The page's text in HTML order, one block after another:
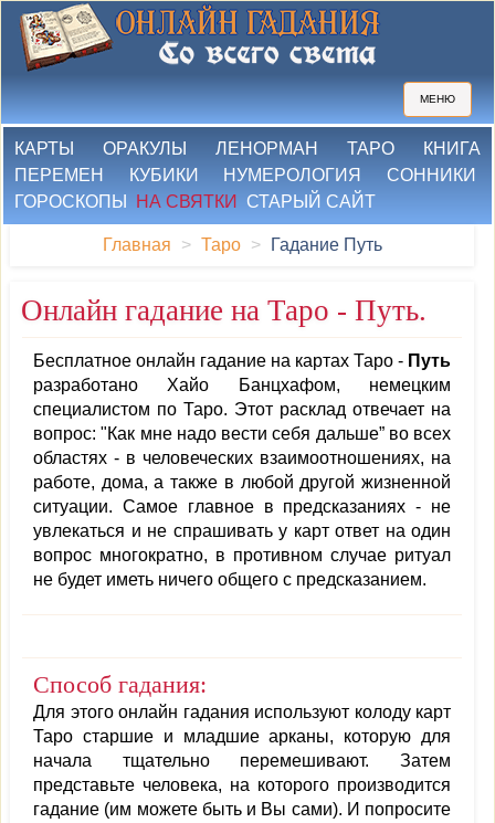
МЕНЮ
КАРТЫ ОРАКУЛЫ ЛЕНОРМАН ТАРО
КНИГА
ПЕРЕМЕН
КУБИКИ НУМЕРОЛОГИЯ
СОННИКИ
ГОРОСКОПЫ
НА СВЯТКИ СТАРЫЙ САЙТ
Главная Таро Гадание Путь
Онлайн гадание на Таро - Путь.
Бесплатное онлайн гадание на картах Таро - Путь
разработано Хайо Банцхафом, немецким
специалистом по Таро. Этот расклад отвечает на
вопрос: "Как мне надо вести себя дальше” во всех
областях - в человеческих взаимоотношениях, на
работе, дома, а также в любой другой жизненной
ситуации. Самое главное в предсказаниях - не
увлекаться и не спрашивать у карт ответ на один
вопрос многократно, в противном случае ритуал
не будет иметь ничего общего с предсказанием.
Способ гадания:
Для этого онлайн гадания используют колоду карт
Таро старшие и младшие арканы, которую для
начала тщательно перемешивают. Затем
представьте человека, на которого производится
гадание (им можете быть и Вы сами). И попросите